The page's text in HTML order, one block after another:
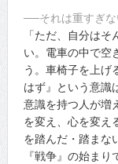
──それは重すぎな
「ただ、自分は
い。電車の中で空
う。車椅子を上げ
はず』という意識
意識を持つ人が増
を変え、心を変
を踏んだ・踏まな
『戦争』の始ま